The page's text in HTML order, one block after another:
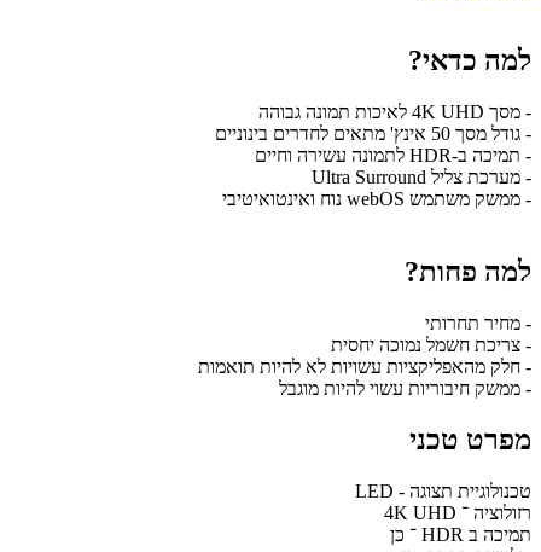
למה כדאי?
- מסך 4K UHD לאיכות תמונה גבוהה
- גודל מסך 50 אינץ' מתאים לחדרים בינוניים
- תמיכה ב-HDR לתמונה עשירה וחיים
- מערכת צליל Ultra Surround
- ממשק משתמש webOS נוח ואינטואיטיבי
למה פחות?
- מחיר תחרותי
- צריכת חשמל נמוכה יחסית
- חלק מהאפליקציות עשויות לא להיות תואמות
- ממשק חיבוריות עשוי להיות מוגבל
מפרט טכני
טכנולוגיית תצוגה - LED
רזולוציה ־ 4K UHD
תמיכה ב HDR ־ כן